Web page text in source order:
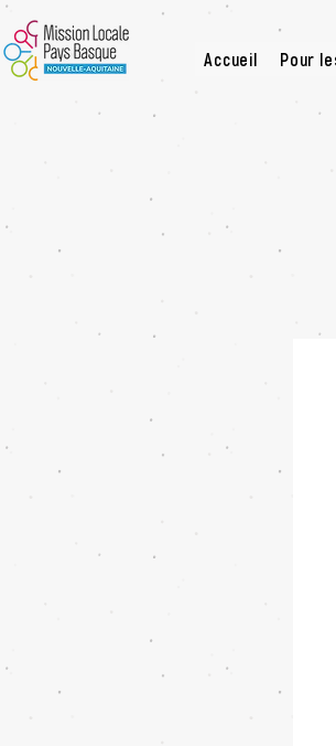
Accueil Pour